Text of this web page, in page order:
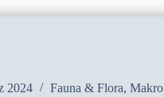
2024 Fauna & Flora, Makro